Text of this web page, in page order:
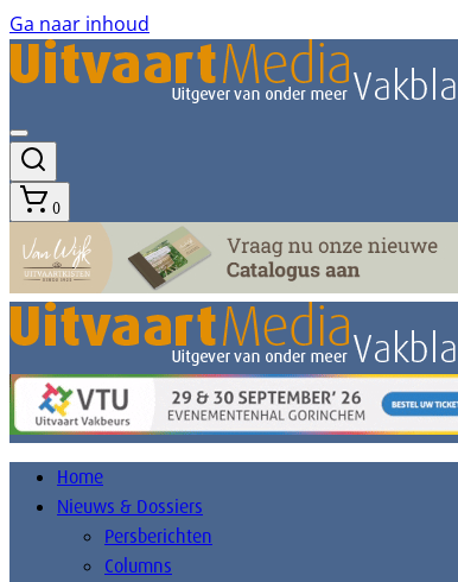
Ga naar inhoud
0
Home
Nieuws & Dossiers
Persberichten
Columns